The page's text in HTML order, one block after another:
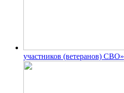
участников (ветеранов) СВО»